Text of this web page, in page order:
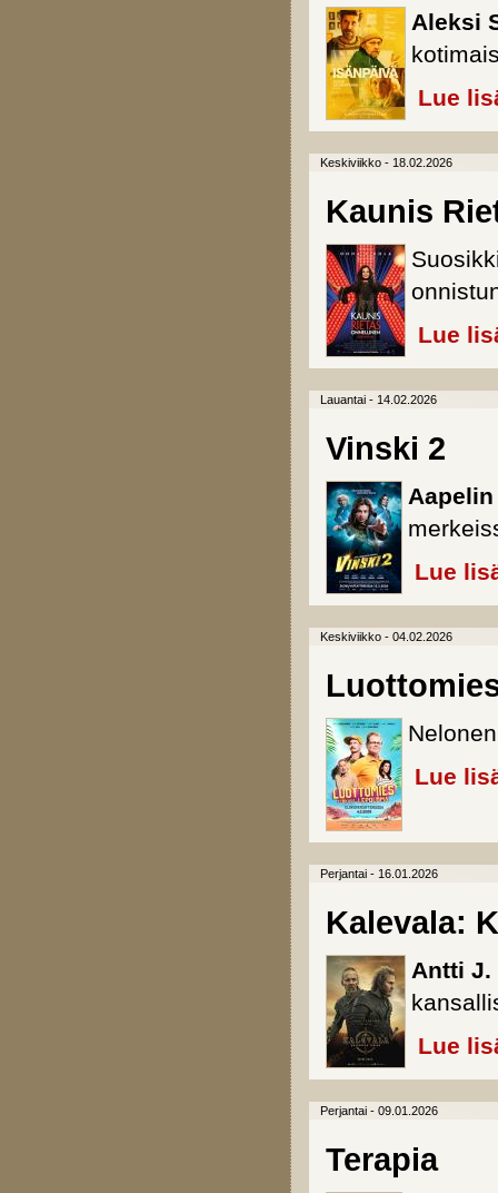
Aleksi
Lue
Keskiviikko - 18.02.2026
Kaunis
Lue
Lauantai - 14.02.2026
Vinski 2
Lue
Keskiviikko - 04.02.2026
Lue
Perjantai - 16.01.2026
Kalevala:
Antti J.
Lue
Perjantai - 09.01.2026
Terapia